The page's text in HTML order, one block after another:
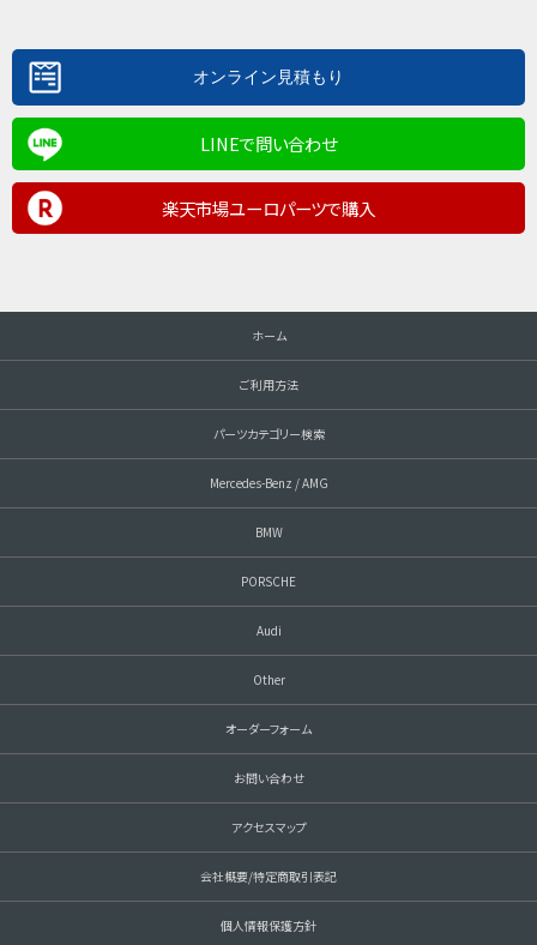
LINEで問い合わせ
楽天市場ユーロパーツで購入
ホーム
ご利用方法
パーツカテゴリー検索
Mercedes-Benz / AMG
BMW
PORSCHE
Audi
Other
オーダーフォーム
お問い合わせ
アクセスマップ
会社概要/特定商取引表記
個人情報保護方針